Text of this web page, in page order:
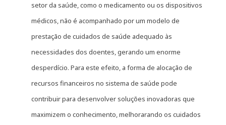
setor da saúde, como o medicamento ou os dispositivos
médicos, não é acompanhado por um modelo de
prestação de cuidados de saúde adequado às
necessidades dos doentes, gerando um enorme
desperdício. Para este efeito, a forma de alocação de
recursos financeiros no sistema de saúde pode
contribuir para desenvolver soluções inovadoras que
maximizem o conhecimento, melhorarando os cuidados